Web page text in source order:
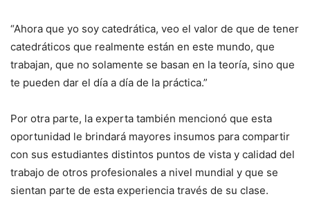
“Ahora que yo soy catedrática, veo el valor de que de tener
catedráticos que realmente están en este mundo, que
trabajan, que no solamente se basan en la teoría, sino que
te pueden dar el día a día de la práctica.”
Por otra parte, la experta también mencionó que esta
oportunidad le brindará mayores insumos para compartir
con sus estudiantes distintos puntos de vista y calidad del
trabajo de otros profesionales a nivel mundial y que se
sientan parte de esta experiencia través de su clase.